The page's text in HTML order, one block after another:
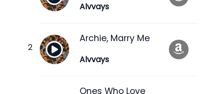
Alvvays
Archie, Marry Me
Alvvays
Ones Who Love